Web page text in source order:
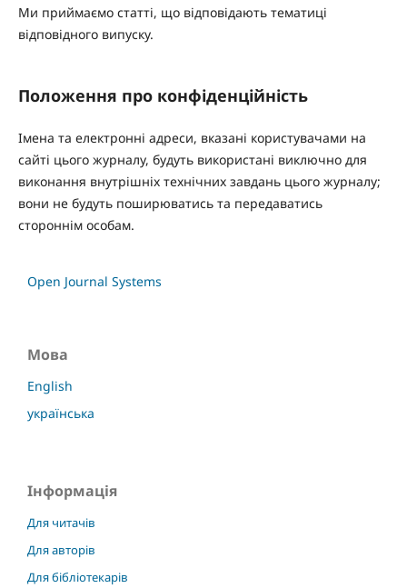
Ми приймаємо статті, що відповідають тематиці
відповідного випуску.
Положення про конфіденційність
Імена та електронні адреси, вказані користувачами на
сайті цього журналу, будуть використані виключно для
виконання внутрішніх технічних завдань цього журналу;
вони не будуть поширюватись та передаватись
стороннім особам.
Open Journal Systems
Мова
English
українська
Інформація
Для читачів
Для авторів
Для бібліотекарів